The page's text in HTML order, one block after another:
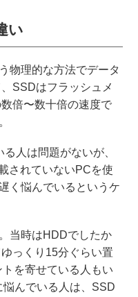
い
物理的な方法でデータ
SSDはフラッシュメ
倍〜数十倍の速度で
人は問題がないが、
されていないPCを使
く悩んでいるというケ
当時はHDDでしたか
っくり15分ぐらい置
を寄せている人もい
んでいる人は、SSD